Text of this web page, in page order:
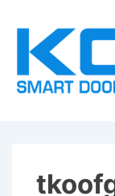
passer
contenu